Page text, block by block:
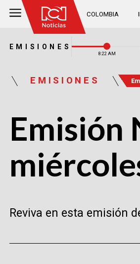
COLOMBIA
EMISIONES
8:22 AM
EMISIONES
Emisión
Reviva en esta emisión